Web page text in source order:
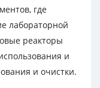
где
лабораторной
реакторы
и
и очистки.